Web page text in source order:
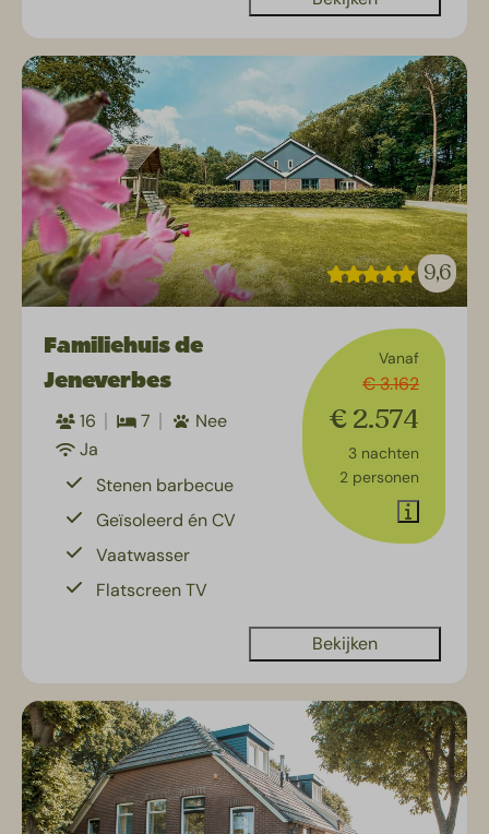
9,6
Vanaf
€ 3.162
€ 2.574
3 nachten
2 personen
Familiehuis de
Jeneverbes
16 7
Nee
Ja
Stenen barbecue
Geïsoleerd én CV
Vaatwasser
Flatscreen TV
Bekijken